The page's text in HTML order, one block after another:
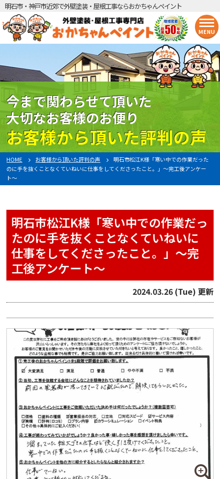
明石市・神戸市近郊で外壁塗装・屋根工事ならおかちゃんペイント
MENU
今まで関わらせて頂いた
大切なお客様のお便り
お客様から頂いた評判の声
HOME お客様から頂いた評判の声
明石市松江K様「寒い中での作業だった
のに手を抜くことなくていねいに仕事をしてくださったこと。」〜完工後アンケー
ト〜
明石市松江K様「寒い中での作業だっ
たのに手を抜くことなくていねいに
仕事をしてくださったこと。」〜完
工後アンケート〜
2024.03.26 (Tue) 更新